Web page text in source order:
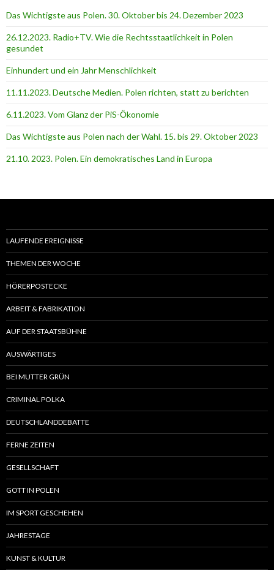
Das Wichtigste aus Polen. 30. Oktober bis 24. Dezember 2023
26.12.2023. Radio+TV. Wie die Rechtsstaatlichkeit in Polen
gesundet
Einhundert und ein Jahr Menschlichkeit
11.11.2023. Deutsche Medien. Polen richten, statt zu berichten
6.11.2023. Vom Glanz der PiS-Ӧkonomie
Das Wichtigste aus Polen nach der Wahl. 15. bis 29. Oktober 2023
21.10. 2023. Polen. Ein demokratisches Land in Europa
LAUFENDE EREIGNISSE
THEMEN DER WOCHE
HÖRERPOSTECKE
ARBEIT & FABRIKATION
AUF DER STAATSBÜHNE
AUSWÄRTIGES
BEI MUTTER GRÜN
CRIMINAL POLKA
DEUTSCHLANDDEBATTE
FERNE ZEITEN
GESELLSCHAFT
GOTT IN POLEN
IM SPORT GESCHEHEN
JAHRESTAGE
KUNST & KULTUR